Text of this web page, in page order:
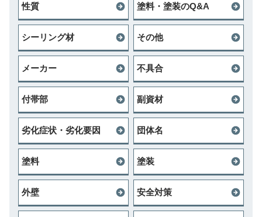
性質 塗料・塗装のQ&A
シーリング材 その他
メーカー 不具合
付帯部 副資材
劣化症状・劣化要因 団体名
塗料 塗装
外壁 安全対策